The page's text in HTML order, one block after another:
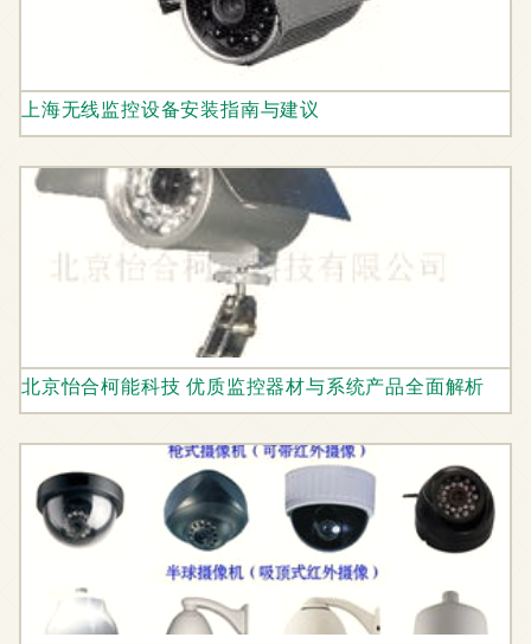
上海无线监控设备安装指南与建议
北京怡合柯能科技 优质监控器材与系统产品全面解析